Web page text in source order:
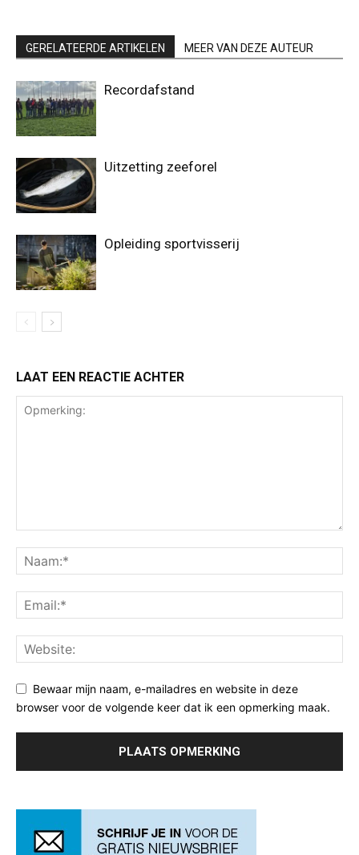
GERELATEERDE ARTIKELEN MEER VAN DEZE AUTEUR
Recordafstand
Uitzetting zeeforel
Opleiding sportvisserij
LAAT EEN REACTIE ACHTER
Bewaar mijn naam, e-mailadres en website in deze
browser voor de volgende keer dat ik een opmerking maak.